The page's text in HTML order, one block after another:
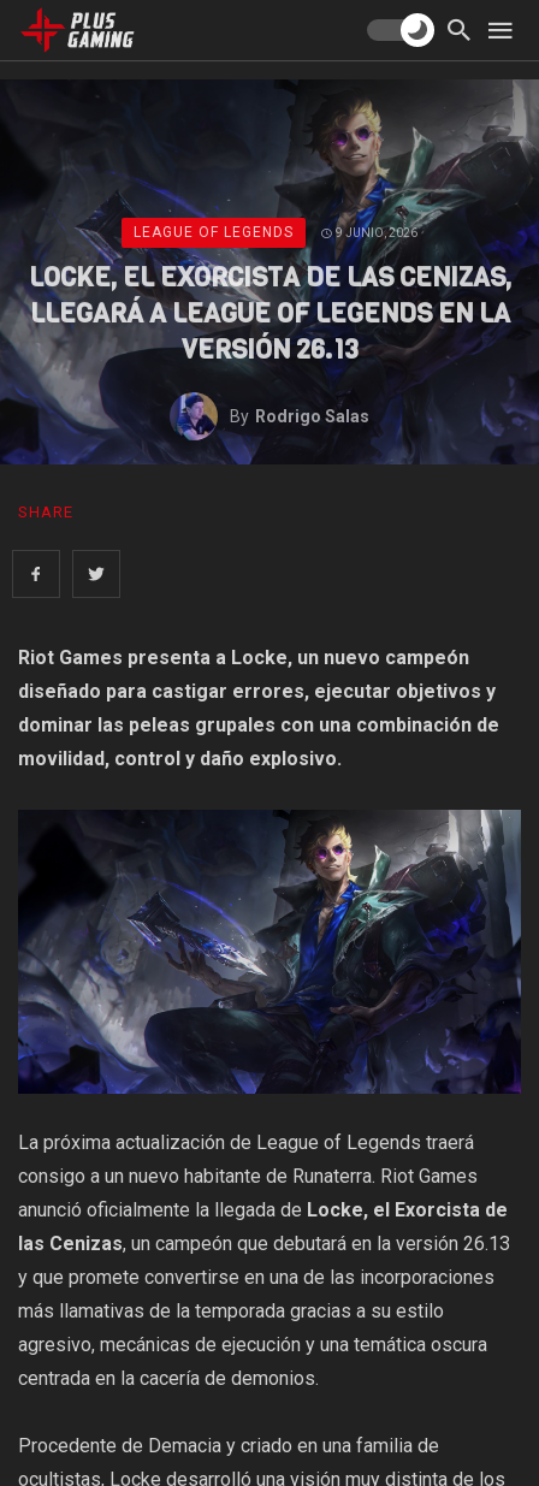
LEAGUE OF LEGENDS 9 JUNIO, 2026
LOCKE, EL EXORCISTA DE LAS CENIZAS,
LLEGARÁ A LEAGUE OF LEGENDS EN LA
VERSIÓN 26.13
By Rodrigo Salas
SHARE
Riot Games presenta a Locke, un nuevo campeón
diseñado para castigar errores, ejecutar objetivos y
dominar las peleas grupales con una combinación de
movilidad, control y daño explosivo.
La próxima actualización de League of Legends traerá
consigo a un nuevo habitante de Runaterra. Riot Games
anunció oficialmente la llegada de Locke, el Exorcista de
las Cenizas, un campeón que debutará en la versión 26.13
y que promete convertirse en una de las incorporaciones
más llamativas de la temporada gracias a su estilo
agresivo, mecánicas de ejecución y una temática oscura
centrada en la cacería de demonios.
Procedente de Demacia y criado en una familia de
ocultistas, Locke desarrolló una visión muy distinta de los